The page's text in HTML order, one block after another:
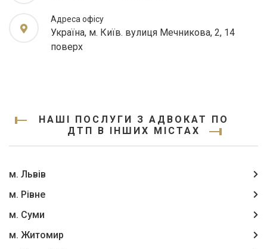
Адреса офісу
Україна, м. Київ. вулиця Мечникова, 2, 14
поверх
НАШІ ПОСЛУГИ З АДВОКАТ ПО
ДТП В ІНШИХ МІСТАХ
м. Львів
м. Рівне
м. Суми
м. Житомир